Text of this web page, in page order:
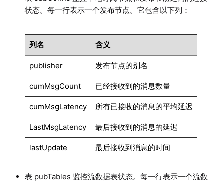
状态。每一行表示一个发布节点。它包含以下列：
列名 含义
publisher 发布节点的别名
cumMsgCount 已经接收到的消息数量
cumMsgLatency 所有已接收的消息的平均延迟
LastMsgLatency 最后接收到的消息的延迟
lastUpdate 最后接收到消息的时间
表 pubTables 监控流数据表状态。每一行表示一个流数